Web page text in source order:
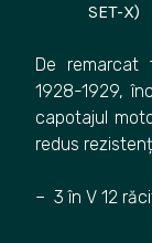
SET-X)
De remarcat
1928-1929,
capotajul
redus
– 3 în V 12